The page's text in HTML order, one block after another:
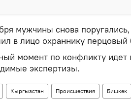
мужчины снова
в лицо охраннику перцовый
момент по конфликту идет
экспертизы.
Кыргызстан Происшествия Бишкек